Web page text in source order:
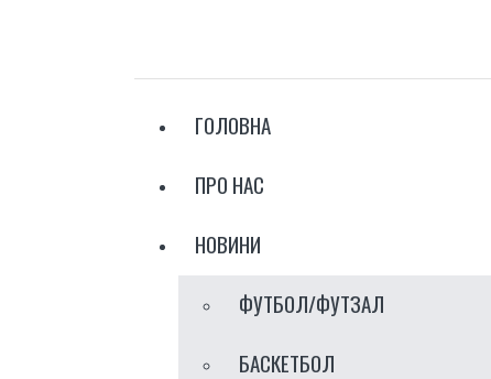
ГОЛОВНА
ПРО НАС
НОВИНИ
ФУТБОЛ/ФУТЗАЛ
БАСКЕТБОЛ